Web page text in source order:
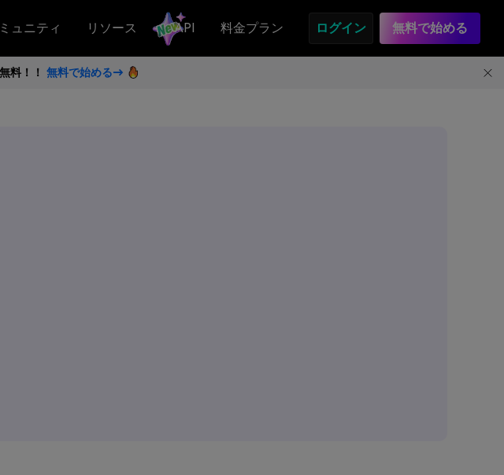
ュニティ リソース API 料金プラン ログイン 無料で始める
料！！ 無料で始める→